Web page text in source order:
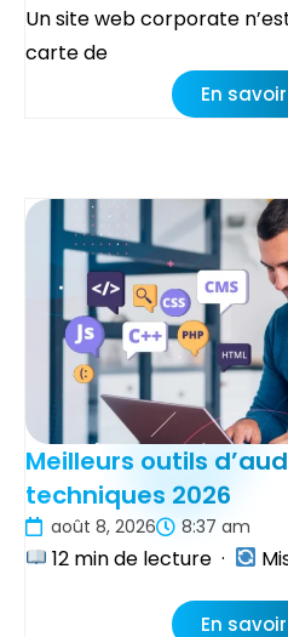
Un site web corporate
carte de
En
Meilleurs outils
techniques 2026
août 8, 2026 8:37 am
12 min de lecture ·
En